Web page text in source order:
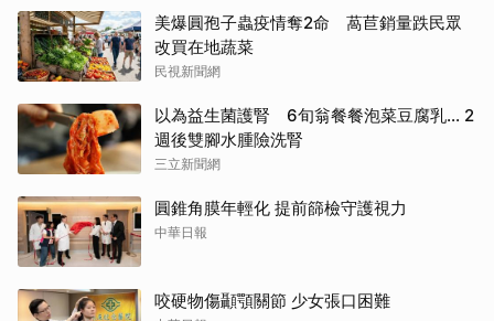
美爆圓孢子蟲疫情奪2命 萵苣銷量跌民眾
改買在地蔬菜
民視新聞網
以為益生菌護腎 6旬翁餐餐泡菜豆腐乳... 2
週後雙腳水腫險洗腎
三立新聞網
圓錐角膜年輕化 提前篩檢守護視力
中華日報
咬硬物傷顳顎關節 少女張口困難